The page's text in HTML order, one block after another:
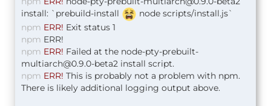
install: `prebuild-install
node scripts/install.js`
npm ERR! Exit status 1
npm ERR!
npm ERR! Failed at the node-pty-prebuilt-
multiarch@0.9.0-beta2 install script.
npm ERR! This is probably not a problem with npm.
There is likely additional logging output above.